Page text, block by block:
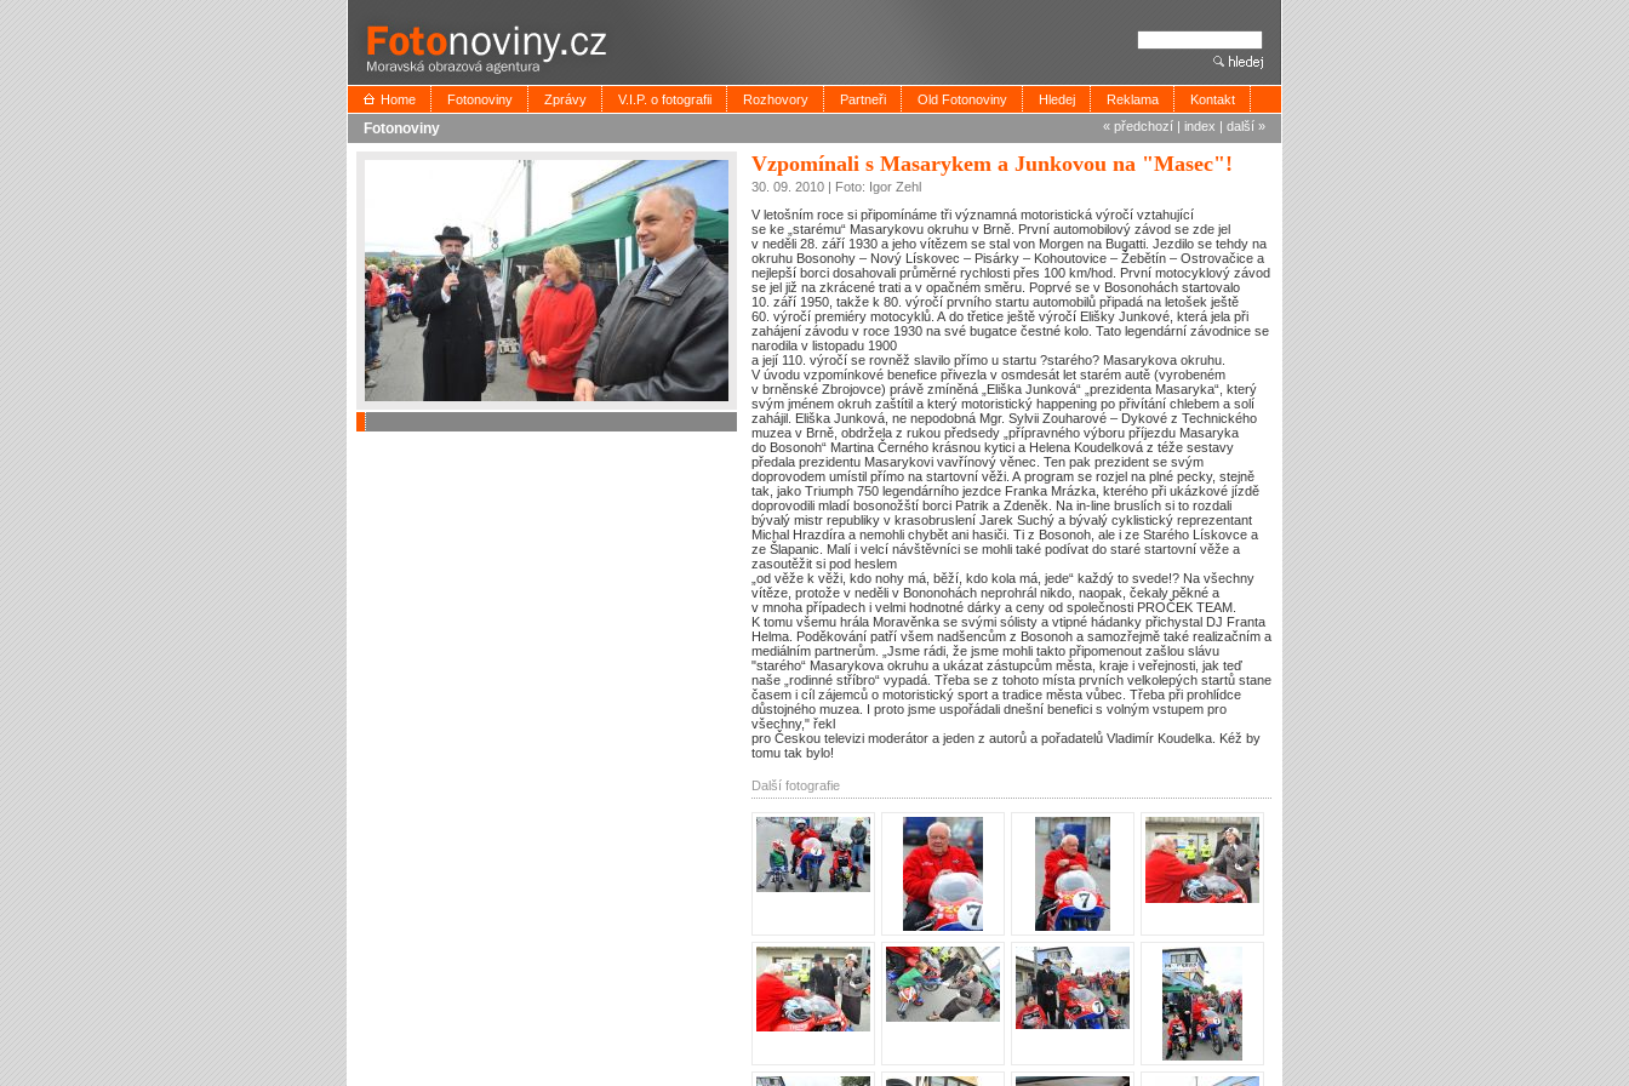
Home Fotonoviny Zprávy V.I.P. o fotografii Rozhovory Partneři Old Fotonoviny Hledej Reklama Kontakt
Fotonoviny « předchozí index další »
Vzpomínali s Masarykem a Junkovou na "Masec"!
30. 09. 2010 | Foto: Igor Zehl
V letošním roce si připomínáme tři významná motoristická výročí vztahující
se ke „starému“ Masarykovu okruhu v Brně. První automobilový závod se zde jel
v neděli 28. září 1930 a jeho vítězem se stal von Morgen na Bugatti. Jezdilo se tehdy na
okruhu Bosonohy – Nový Lískovec – Pisárky – Kohoutovice – Žebětín – Ostrovačice a
nejlepší borci dosahovali průměrné rychlosti přes 100 km/hod. První motocyklový závod
se jel již na zkrácené trati a v opačném směru. Poprvé se v Bosonohách startovalo
10. září 1950, takže k 80. výročí prvního startu automobilů připadá na letošek ještě
60. výročí premiéry motocyklů. A do třetice ještě výročí Elišky Junkové, která jela při
zahájení závodu v roce 1930 na své bugatce čestné kolo. Tato legendární závodnice se
narodila v listopadu 1900
a její 110. výročí se rovněž slavilo přímo u startu ?starého? Masarykova okruhu.
V úvodu vzpomínkové benefice přivezla v osmdesát let starém autě (vyrobeném
v brněnské Zbrojovce) právě zmíněná „Eliška Junková“ „prezidenta Masaryka“, který
svým jménem okruh zaštítil a který motoristický happening po přivítání chlebem a solí
zahájil. Eliška Junková, ne nepodobná Mgr. Sylvii Zouharové – Dykové z Technického
muzea v Brně, obdržela z rukou předsedy „přípravného výboru příjezdu Masaryka
do Bosonoh“ Martina Černého krásnou kytici a Helena Koudelková z téže sestavy
předala prezidentu Masarykovi vavřínový věnec. Ten pak prezident se svým
doprovodem umístil přímo na startovní věži. A program se rozjel na plné pecky, stejně
tak, jako Triumph 750 legendárního jezdce Franka Mrázka, kterého při ukázkové jízdě
doprovodili mladí bosonožští borci Patrik a Zdeněk. Na in-line bruslích si to rozdali
bývalý mistr republiky v krasobruslení Jarek Suchý a bývalý cyklistický reprezentant
Michal Hrazdíra a nemohli chybět ani hasiči. Ti z Bosonoh, ale i ze Starého Lískovce a
ze Šlapanic. Malí i velcí návštěvníci se mohli také podívat do staré startovní věže a
zasoutěžit si pod heslem
„od věže k věži, kdo nohy má, běží, kdo kola má, jede“ každý to svede!? Na všechny
vítěze, protože v neděli v Bononohách neprohrál nikdo, naopak, čekaly pěkné a
v mnoha případech i velmi hodnotné dárky a ceny od společnosti PROČEK TEAM.
K tomu všemu hrála Moravěnka se svými sólisty a vtipné hádanky přichystal DJ Franta
Helma. Poděkování patří všem nadšencům z Bosonoh a samozřejmě také realizačním a
mediálním partnerům. „Jsme rádi, že jsme mohli takto připomenout zašlou slávu
"starého“ Masarykova okruhu a ukázat zástupcům města, kraje i veřejnosti, jak teď
naše „rodinné stříbro“ vypadá. Třeba se z tohoto místa prvních velkolepých startů stane
časem i cíl zájemců o motoristický sport a tradice města vůbec. Třeba při prohlídce
důstojného muzea. I proto jsme uspořádali dnešní benefici s volným vstupem pro
všechny," řekl
pro Českou televizi moderátor a jeden z autorů a pořadatelů Vladimír Koudelka. Kéž by
tomu tak bylo!
Další fotografie